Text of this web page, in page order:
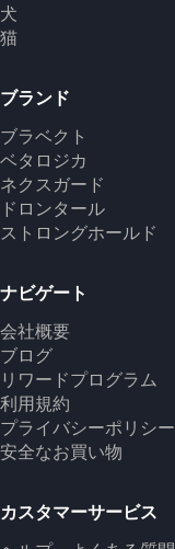
犬
猫
ブランド
ブラベクト
ベタロジカ
ネクスガード
ドロンタール
ストロングホールド
ナビゲート
会社概要
ブログ
リワードプログラム
利用規約
プライバシーポリシー
安全なお買い物
カスタマーサービス